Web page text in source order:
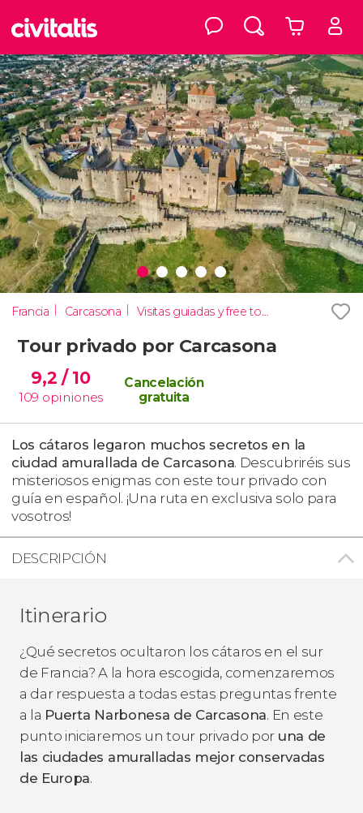
Francia Carcasona Visitas guiadas y free tours
Tour privado por Carcasona
9,2/ 10
109 opiniones
Cancelación
gratuita
Los cátaros legaron muchos secretos en la
ciudad amurallada de Carcasona. Descubriréis sus
misteriosos enigmas con este tour privado con
guía en español. ¡Una ruta en exclusiva solo para
vosotros!
DESCRIPCIÓN
Itinerario
¿Qué secretos ocultaron los cátaros en el sur
de Francia? A la hora escogida, comenzaremos
a dar respuesta a todas estas preguntas frente
a la Puerta Narbonesa de Carcasona. En este
punto iniciaremos un tour privado por una de
las ciudades amuralladas mejor conservadas
de Europa.